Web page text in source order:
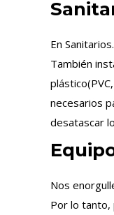
En
También
necesarios
desatascar
Nos
Por lo tanto,